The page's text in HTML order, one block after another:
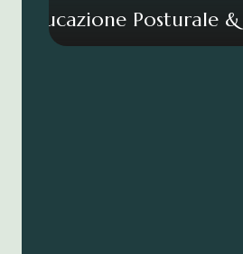
Rieducazione Posturale